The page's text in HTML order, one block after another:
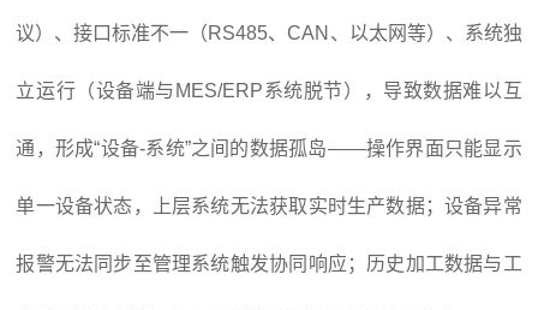
议）、接口标准不一（RS485、CAN、以太网等）、系统独
立运行（设备端与MES/ERP系统脱节），导致数据难以互
通，形成“设备-系统”之间的数据孤岛——操作界面只能显示
单一设备状态，上层系统无法获取实时生产数据；设备异常
报警无法同步至管理系统触发协同响应；历史加工数据与工